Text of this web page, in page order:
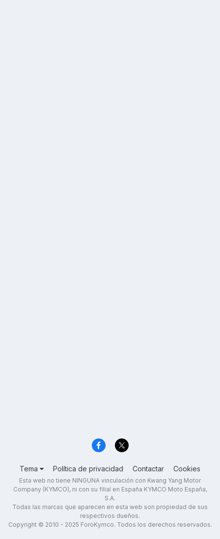
Tema Política de privacidad Contactar Cookies
Esta web no tiene NINGUNA vinculación con Kwang Yang Motor
Company (KYMCO), ni con su filial en España KYMCO Moto España,
S.A.
Todas las marcas que aparecen en esta web son propiedad de sus
respectivos dueños.
Copyright © 2010 - 2025 ForoKymco. Todos los derechos reservados.